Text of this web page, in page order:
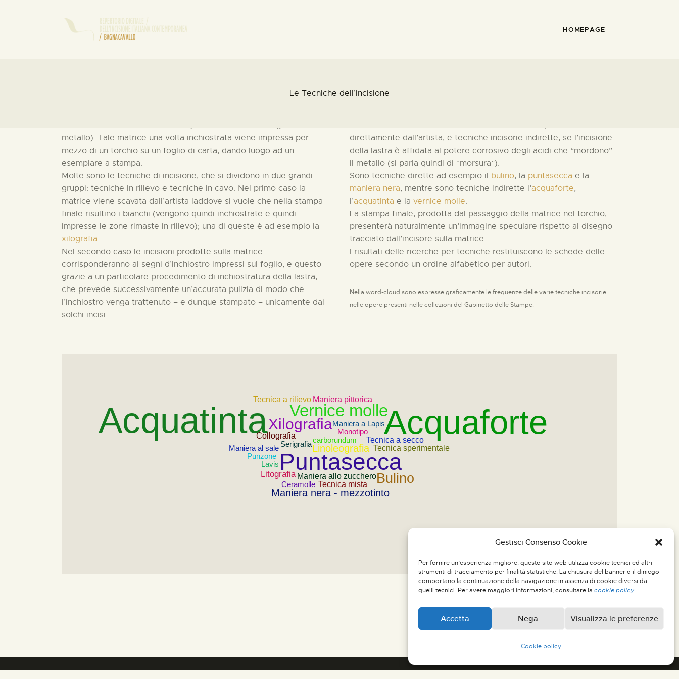
Gestisci Consenso Cookie
Per fornire un’esperienza migliore, questo sito web utilizza cookie tecnici ed altri
strumenti di tracciamento per finalità statistiche. La chiusura del banner o il diniego
comportano la continuazione della navigazione in assenza di cookie diversi da
quelli tecnici. Per avere maggiori informazioni, consultare la cookie policy.
Accetta Nega Visualizza le preferenze
Cookie policy
HOMEPAGE
Le Tecniche dell’incisione
RICERCA
CHI SIAMO
COOKIE POLICY
metallo). Tale matrice una volta inchiostrata viene impressa per
mezzo di un torchio su un foglio di carta, dando luogo ad un
esemplare a stampa.
Molte sono le tecniche di incisione, che si dividono in due grandi
gruppi: tecniche in rilievo e tecniche in cavo. Nel primo caso la
matrice viene scavata dall’artista laddove si vuole che nella stampa
finale risultino i bianchi (vengono quindi inchiostrate e quindi
impresse le zone rimaste in rilievo); una di queste è ad esempio la
xilografia.
Nel secondo caso le incisioni prodotte sulla matrice
corrisponderanno ai segni d’inchiostro impressi sul foglio, e questo
grazie a un particolare procedimento di inchiostratura della lastra,
che prevede successivamente un’accurata pulizia di modo che
l’inchiostro venga trattenuto – e dunque stampato – unicamente dai
solchi incisi.
direttamente dall’artista, e tecniche incisorie indirette, se l’incisione
della lastra è affidata al potere corrosivo degli acidi che “mordono”
il metallo (si parla quindi di “morsura”).
Sono tecniche dirette ad esempio il bulino, la puntasecca e la
maniera nera, mentre sono tecniche indirette l’acquaforte,
l’acquatinta e la vernice molle.
La stampa finale, prodotta dal passaggio della matrice nel torchio,
presenterà naturalmente un’immagine speculare rispetto al disegno
tracciato dall’incisore sulla matrice.
I risultati delle ricerche per tecniche restituiscono le schede delle
opere secondo un ordine alfabetico per autori.
Nella word-cloud sono espresse graficamente le frequenze delle varie tecniche incisorie
nelle opere presenti nelle collezioni del Gabinetto delle Stampe.
Linoleografia
carborundum
Puntasecca
Monotipo
Maniera a Lapis
Maniera allo zucchero
Xilografia
Vernice molle
Tecnica a secco
Serigrafia
Tecnica mista
Acquaforte
Maniera nera - mezzotinto
Tecnica sperimentale
Collografia
Maniera pittorica
Bulino
Litografia
Ceramolle
Maniera al sale
Punzone
Tecnica a rilievo
Lavis
Acquatinta